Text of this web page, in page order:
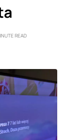
READ